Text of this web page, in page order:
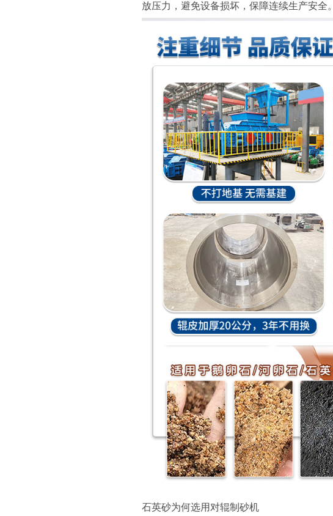
放压力，避免设备损坏，保障连续生产安全。
石英砂为何选用对辊制砂机